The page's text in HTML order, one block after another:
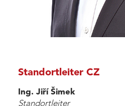
Standortleiter CZ
Ing. Jiří Šimek
Standortleiter